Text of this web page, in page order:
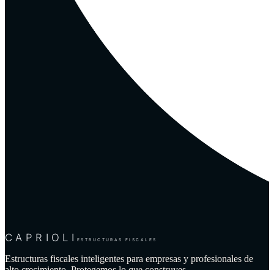
CAPRIOLIESTRUCTURAS FISCALES
Estructuras fiscales inteligentes para empresas y profesionales de